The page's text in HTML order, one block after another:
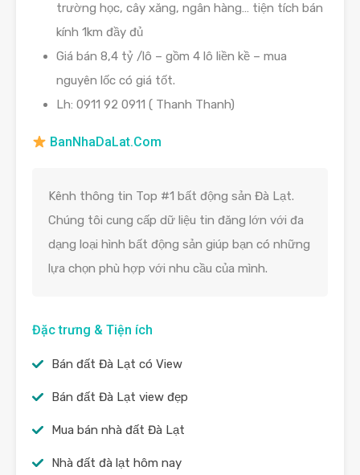
trường học, cây xăng, ngân hàng… tiện tích bán
kính 1km đầy đủ
Giá bán 8,4 tỷ /lô – gồm 4 lô liền kề – mua
nguyên lốc có giá tốt.
Lh: 0911 92 0911 ( Thanh Thanh)
BanNhaDaLat.Com
Kênh thông tin Top #1 bất động sản Đà Lạt.
Chúng tôi cung cấp dữ liệu tin đăng lớn với đa
dạng loại hình bất động sản giúp bạn có những
lựa chọn phù hợp với nhu cầu của mình.
Đặc trưng & Tiện ích
Bán đất Đà Lạt có View
Bán đất Đà Lạt view đẹp
Mua bán nhà đất Đà Lạt
Nhà đất đà lạt hôm nay